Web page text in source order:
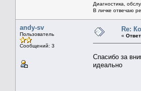
Диагностика,
В личке отвечаю
andy-sv
Пользователь
Сообщений: 3
Re:
«
Спасибо за
идеально